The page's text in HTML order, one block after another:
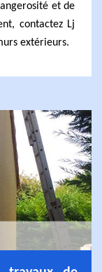
et de
contactez Lj
extérieurs.